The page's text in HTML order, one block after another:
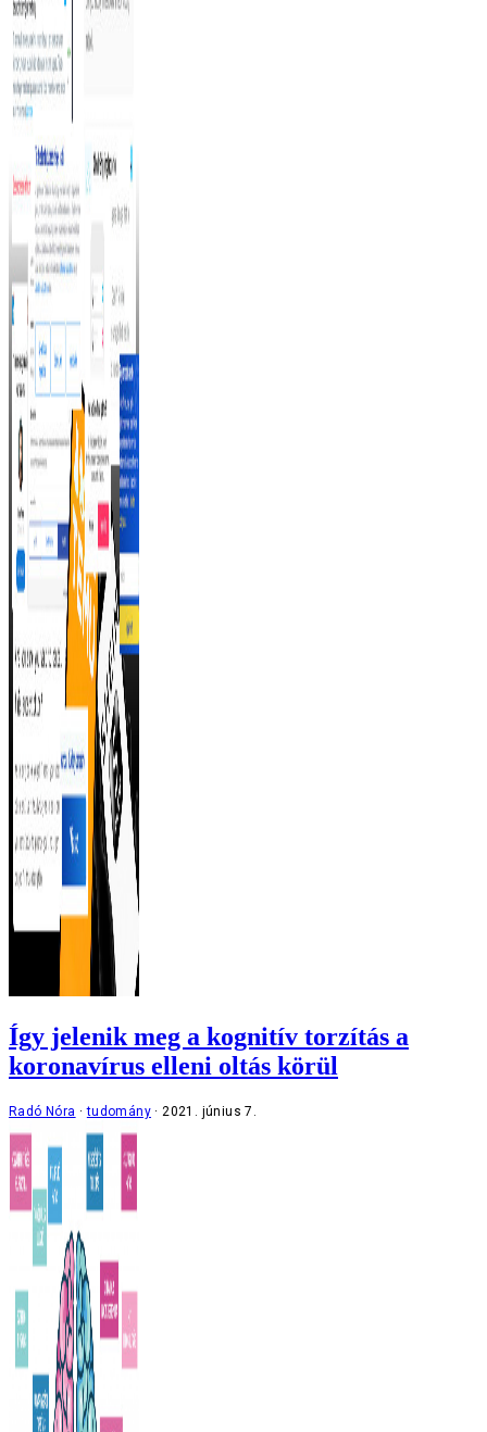
Így jelenik meg a kognitív torzítás a
koronavírus elleni oltás körül
Radó Nóra tudomány 2021. június 7.